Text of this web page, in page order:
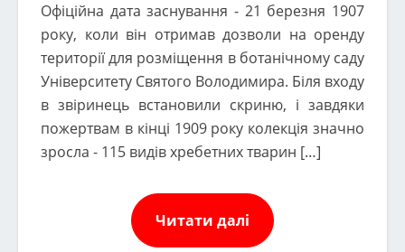
Офіційна дата заснування - 21 березня 1907
року, коли він отримав дозволи на оренду
території для розміщення в ботанічному саду
Університету Святого Володимира. Біля входу
в звіринець встановили скриню, і завдяки
пожертвам в кінці 1909 року колекція значно
зросла - 115 видів хребетних тварин […]
Читати далі